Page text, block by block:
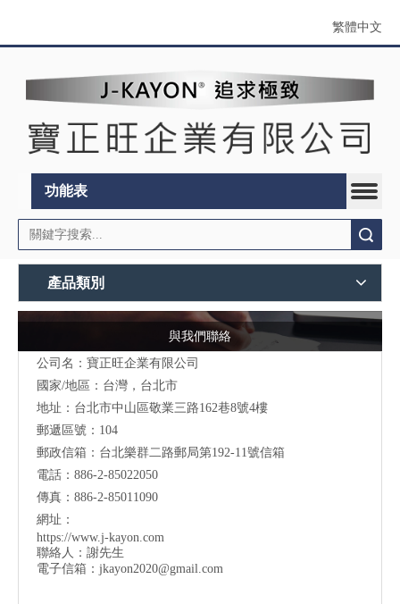
繁體中文
功能表
產品類別
與我們聯絡
公司名：寶正旺企業有限公司
國家/地區：台灣，台北市
地址：台北市中山區敬業三路162巷8號4樓
郵遞區號：104
郵政信箱：台北樂群二路郵局第192-11號信箱
電話：886-2-85022050
傳真：886-2-85011090
網址：
https://www.j-kayon.com
聯絡人：謝先生
電子信箱： jkayon2020@gmail.com